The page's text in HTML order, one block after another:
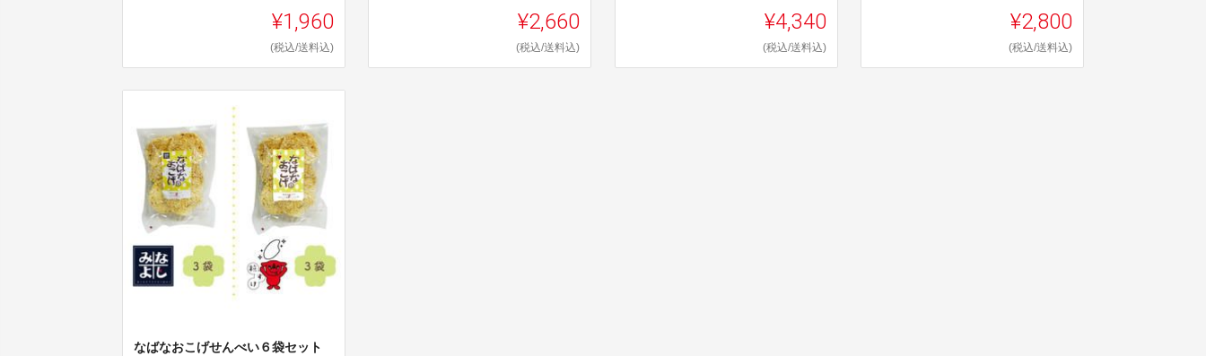
¥1,960
(税込/送料込)
¥2,660
(税込/送料込)
¥4,340
(税込/送料込)
¥2,800
(税込/送料込)
なばなおこげせんべい６袋セット